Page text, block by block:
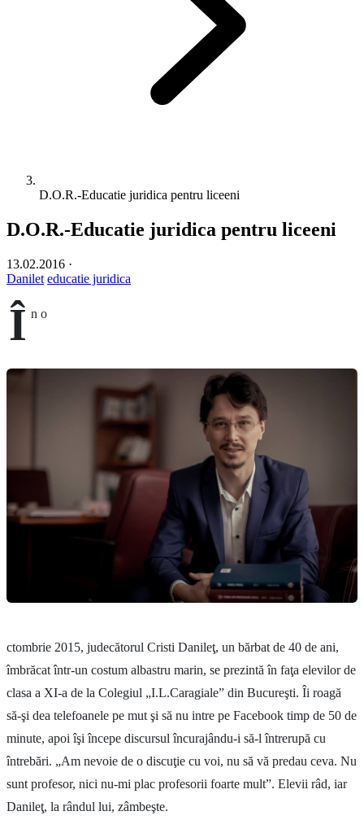
D.O.R.-Educatie juridica pentru liceeni
D.O.R.-Educatie juridica pentru liceeni
13.02.2016 ·
Danilet educatie juridica
Î n o
ctombrie 2015, judecătorul Cristi Danileţ, un bărbat de 40 de ani,
îmbrăcat într-un costum albastru marin, se prezintă în faţa elevilor de
clasa a XI-a de la Colegiul „I.L.Caragiale” din Bucureşti. Îi roagă
să-şi dea telefoanele pe mut şi să nu intre pe Facebook timp de 50 de
minute, apoi îşi începe discursul încurajându-i să-l întrerupă cu
întrebări. „Am nevoie de o discuţie cu voi, nu să vă predau ceva. Nu
sunt profesor, nici nu-mi plac profesorii foarte mult”. Elevii râd, iar
Danileţ, la rândul lui, zâmbeşte.